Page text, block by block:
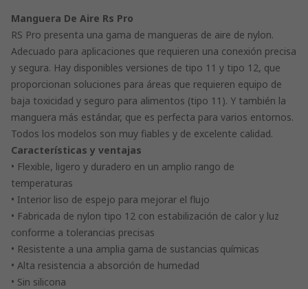
Manguera De Aire Rs Pro
RS Pro presenta una gama de mangueras de aire de nylon.
Adecuado para aplicaciones que requieren una conexión precisa
y segura. Hay disponibles versiones de tipo 11 y tipo 12, que
proporcionan soluciones para áreas que requieren equipo de
baja toxicidad y seguro para alimentos (tipo 11). Y también la
manguera más estándar, que es perfecta para varios entornos.
Todos los modelos son muy fiables y de excelente calidad.
Características y ventajas
• Flexible, ligero y duradero en un amplio rango de
temperaturas
• Interior liso de espejo para mejorar el flujo
• Fabricada de nylon tipo 12 con estabilización de calor y luz
conforme a tolerancias precisas
• Resistente a una amplia gama de sustancias químicas
• Alta resistencia a absorción de humedad
• Sin silicona